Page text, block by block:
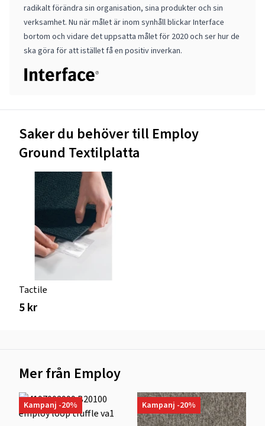
radikalt förändra sin organisation, sina produkter och sin
verksamhet. Nu när målet är inom synhåll blickar Interface
bortom och vidare det uppsatta målet för 2020 och ser hur de
ska göra för att istället få en positiv inverkan.
Saker du behöver till Employ
Ground Textilplatta
Tactile
5 kr
Mer från Employ
Kampanj -20% Kampanj -20%